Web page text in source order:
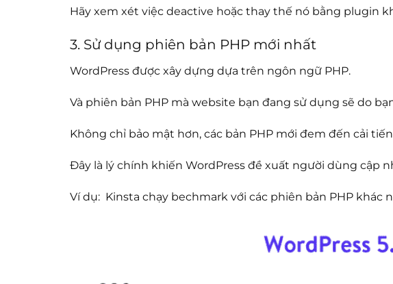
Hãy xem xét việc deactive hoặc thay thế nó bằng plugin
3. Sử dụng phiên bản PHP mới nhất
WordPress được xây dựng dựa trên ngôn ngữ PHP.
Và phiên bản PHP mà website bạn đang sử dụng sẽ do
Không chỉ bảo mật hơn, các bản PHP mới đem đến cải
Đây là lý chính khiến WordPress đề xuất người dùng cập
Ví dụ: Kinsta chạy bechmark với các phiên bản PHP khác